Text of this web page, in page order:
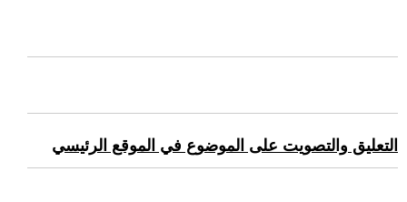
التعليق والتصويت على الموضوع في الموقع الرئيسي